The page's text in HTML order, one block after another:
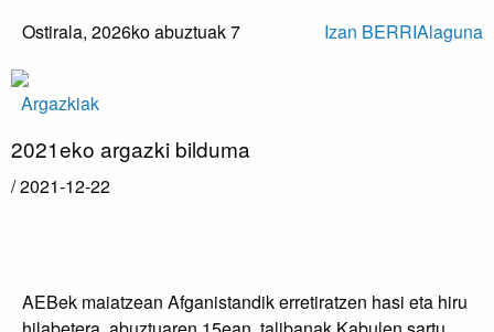
Ostirala, 2026ko abuztuak 7 Izan BERRIAlaguna
Argazkiak
2021eko argazki bilduma
/2021-12-22
AEBek maiatzean Afganistandik erretiratzen hasi eta hiru